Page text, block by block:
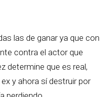
las de ganar ya que con
contra el actor que
determine que es real,
y ahora sí destruir por